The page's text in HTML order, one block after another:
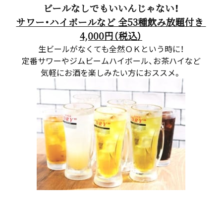
ビールなしでもいいんじゃない！
サワー・ハイボールなど 全53種飲み放題付き
4,000円（税込）
生ビールがなくても全然ＯＫという時に！
定番サワーやジムビームハイボール、お茶ハイなど
気軽にお酒を楽しみたい方におススメ。